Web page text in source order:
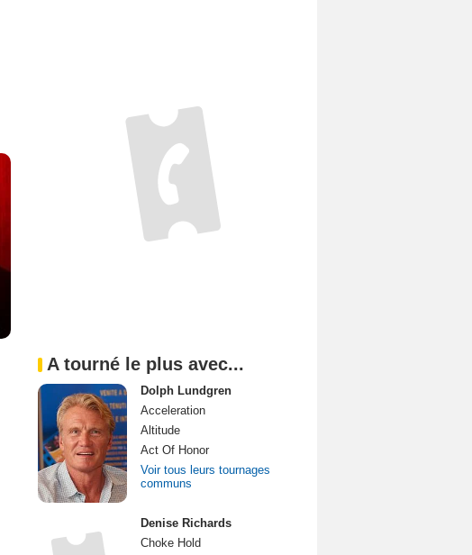
A tourné le plus avec...
Dolph Lundgren
Acceleration
Altitude
Act Of Honor
Voir tous leurs tournages
communs
Denise Richards
Choke Hold